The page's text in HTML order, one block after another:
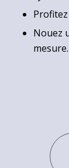
Profitez
Nouez
mesure.